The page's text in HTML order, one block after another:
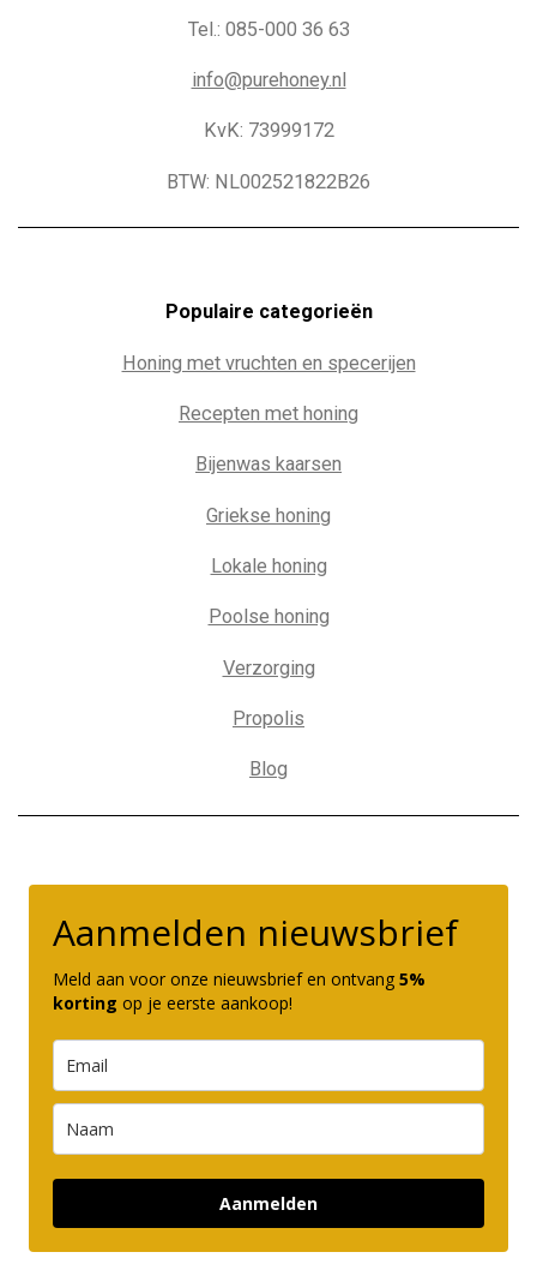
Tel.: 085-000 36 63
info@purehoney.nl
KvK: 73999172
BTW: NL002521822B26
Populaire categorieën
Honing met vruchten en specerijen
Recepten met honing
Bijenwas kaarsen
Griekse honing
Lokale honing
Poolse honing
Verzorging
Propolis
Blog
Aanmelden nieuwsbrief
Meld aan voor onze nieuwsbrief en ontvang 5%
korting op je eerste aankoop!
Aanmelden